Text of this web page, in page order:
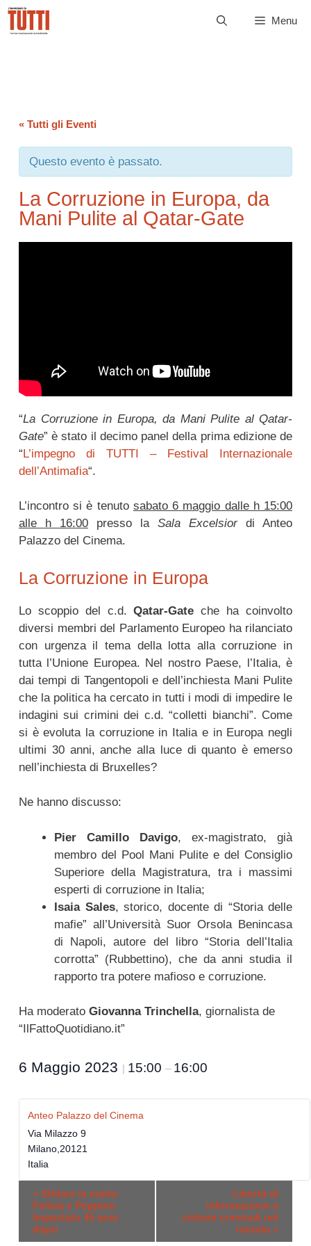
Vai
Menu
« Tutti gli Eventi
Questo evento è passato.
La Corruzione in Europa, da
Mani Pulite al Qatar-Gate
“La Corruzione in Europa, da Mani Pulite al Qatar-
Gate” è stato il decimo panel della prima edizione de
“L’impegno di TUTTI – Festival Internazionale
dell’Antimafia“.
L’incontro si è tenuto sabato 6 maggio dalle h 15:00
alle h 16:00 presso la Sala Excelsiordi Anteo
Palazzo del Cinema.
La Corruzione in Europa
Lo scoppio del c.d.Qatar-Gate che ha coinvolto
diversi membri del Parlamento Europeo ha rilanciato
con urgenza il tema della lotta alla corruzione in
tutta l’Unione Europea. Nel nostro Paese, l’Italia, è
dai tempi di Tangentopoli e dell’inchiesta Mani Pulite
che la politica ha cercato in tutti i modi di impedire le
indagini sui crimini dei c.d. “colletti bianchi”. Come
si è evoluta la corruzione in Italia e in Europa negli
ultimi 30 anni, anche alla luce di quanto è emerso
nell’inchiesta di Bruxelles?
Ne hanno discusso:
Pier Camillo Davigo, ex-magistrato, già
membro del Pool Mani Pulite e del Consiglio
Superiore della Magistratura, tra i massimi
esperti di corruzione in Italia;
Isaia Sales, storico, docente di “Storia delle
mafie” all’Università Suor Orsola Benincasa
di Napoli, autore del libro “Storia dell’Italia
corrotta” (Rubbettino), che da anni studia il
rapporto tra potere mafioso e corruzione.
Ha moderato Giovanna Trinchella, giornalista de
“IlFattoQuotidiano.it”
6 Maggio 2023 | 15:00 – 16:00
Anteo Palazzo del Cinema
Via Milazzo 9
Milano 20121
Italia
n
« Sfidare la mafia:
Felicia e Peppino
Impastato 45 anni
dopo
Libertà di
informazione e
sistemi criminali nel
mondo »